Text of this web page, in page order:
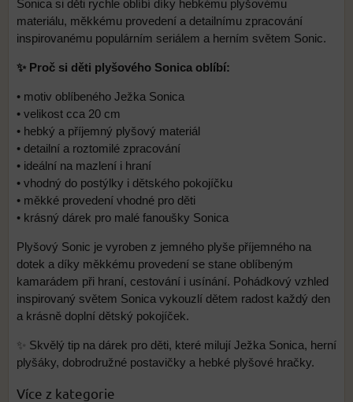
Sonica si děti rychle oblíbí díky hebkému plyšovému
materiálu, měkkému provedení a detailnímu zpracování
inspirovanému populárním seriálem a herním světem Sonic.
✨ Proč si děti plyšového Sonica oblíbí:
• motiv oblíbeného Ježka Sonica
• velikost cca 20 cm
• hebký a příjemný plyšový materiál
• detailní a roztomilé zpracování
• ideální na mazlení i hraní
• vhodný do postýlky i dětského pokojíčku
• měkké provedení vhodné pro děti
• krásný dárek pro malé fanoušky Sonica
Plyšový Sonic je vyroben z jemného plyše příjemného na
dotek a díky měkkému provedení se stane oblíbeným
kamarádem při hraní, cestování i usínání. Pohádkový vzhled
inspirovaný světem Sonica vykouzlí dětem radost každý den
a krásně doplní dětský pokojíček.
✨ Skvělý tip na dárek pro děti, které milují Ježka Sonica, herní
plyšáky, dobrodružné postavičky a hebké plyšové hračky.
Více z kategorie